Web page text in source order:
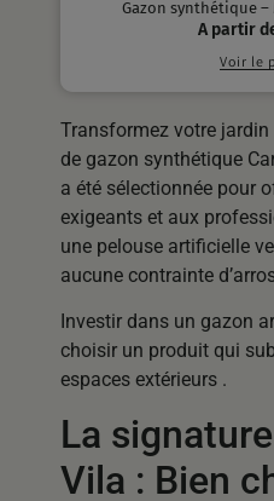
Gazon synthétique –
A partir
Voir le
Transformez votre
de gazon synthétique
a été sélectionnée pour
exigeants et aux
une pelouse artificielle
aucune contrainte
Investir dans un gazon
choisir un produit qui
espaces extérieurs .
La
Vila : Bien